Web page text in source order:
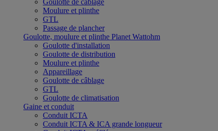
Goulotte de câblage
Moulure et plinthe
GTL
Passage de plancher
Goulotte, moulure et plinthe Planet Wattohm
Goulotte d'installation
Goulotte de distribution
Moulure et plinthe
Appareillage
Goulotte de câblage
GTL
Goulotte de climatisation
Gaine et conduit
Conduit ICTA
Conduit ICTA & ICA grande longueur